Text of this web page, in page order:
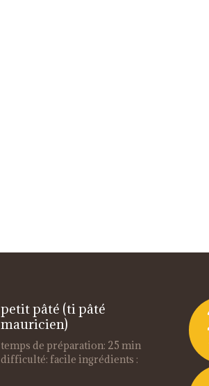
petit pâté (ti pâté
mauricien)
temps de préparation: 25 min
difficulté: facile ingrédients :